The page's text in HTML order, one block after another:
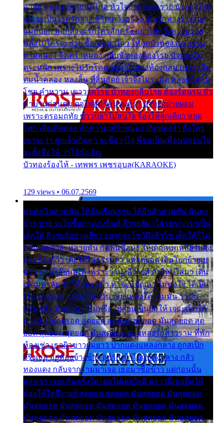
อาลัย หนุ่มรูปหล่อหนีไกล หัวใจบัวทองระรวย บัวทองโศก
เพราะเป็นโรครักจาง ชีวิตเคว้งคว้าง เมื่อรักห่างร้างไกล
แม่ก็บอก พ่อก็สั่งจะรักใครสักครั้ง อย่าไปหวังความรวย
พลั้งไปใครจะช่วย ซื้อเปลมาไกว ให้ลูกบัวทอง เวรกรรม
ตามสนอง จึงเศร้าหมอง กลีบบัวทองต้องโรย บัวทองไม่
ตระหนัก เพราะไม่รักโคลนตม บัวทองท้องกลม เพราะลืม
ตมน้ำคลอง หลงลิ้น ที่สิ้นสัตย์ เจ้าจึงไม่ระมัด หลงกลิ่นลิ้น
โชย คำหวาน เขาวาดโรย บัวทองกลีบโรย ต้องร้อนรุม บัว
มาบานก่อนตูม ดุจไฟสุมร้อนรุมอุรา บัวทองผ่ายผอม
เพราะตรอมฤทัย ข้าวปลาไม่สนใจ ร้องไห้ลูกเดียว หยุด
โศก เสียเถิดทอง พักความเศร้าหมอง เถิดทองจ๋า ถึงใคร
เขาจะว่า ลูกเจ้าเกิดมา จะชื่อว่าไง พี่ขอเป็นเพื่อนปลอบใจ
จะตั้งชื่อให้ ว่าไอ้บังเอิญ
บัวทองร้องไห้ - เทพพร เพชรอุบล(KARAOKE)
129 views • 06.07.2569
พ่อส่งเงินสามพัน ให้ฉันเรียนราม ได้อีกสักสามพัน ฉันคง
บ๊าย บาย จะไปซื้อกางเกงยีนส์ ลีวายส์มาใส่ เพราะเราเป็น
เด็กใต้ ลีวายส์อย่างเดียว อยากจะโชว์ถึงหิวโซ เด็กใต้ก็ไม่
หวั่น ตกตัวละหลายพัน กัดฟันซื้อมา ให้เด็กเทพเหลียวมอง
และต้องรู้ว่า เด็กใต้ไม่ธรรมดา แต่สุดยอด เดินโยกย้ายเย
ยวน กวนโอ๊ยพอได้ เพราะว่านุ่งลีวายส์ ตัวใหม่ใส่มา เดิน
เข้ามหาลัย จิ๊กโก๊มองหน้า ท่าจะมีปัญหา ไม่พอใจ ได้เป็น
เรื่องแน่นอน แต่ฉันไม่หวั่น เลยแหลงใต้ถามมัน ว่ามัน
พรั่นพรือ มันตอบว่าไม่พรื่อ เปลี่ยนเป็นยิ้มให้ เจอะเด็กใต้
ด้วยกัน ก็เลยรอด สุดยอด สุดยอด สุดยอด มันสุดยอด สุด
ยอด สุดยอด สุดยอด มันสุดยอด แอบหลงรักสาวราม ที่พัก
ห้องเช่า เธอผิวขาวผมยาว ปากแดงแหลงกลาง ถูกสเป็ก
จริงเธอ อยู่ห้องข้างข้าง อยากเข้าไปแหลงกลาง กลัว
ทองแดง กลับจากรามมาเจอ เธอมาซื้อข้าว แต่ก่อนนั้น
สองเรา เจอะกันครั้งใด เธอไม่เคยไยดี คราวนี้เธอยิ้มให้
ต้องให้ใส่ลีวายส์ สุดยอด สุดยอด มันสุดยอด มันสุดยอด
มันสุดยอด มันสุดยอด มันสุดยอด มันสุดยอด มันสุดยอด
มันสุดยอด มันสุดยอด มันสุดยอด มันสุดยอด มันสุดยอด